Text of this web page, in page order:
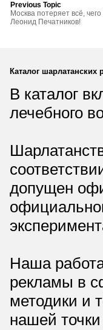
Previous Topic
Москва потеряет всё,
Леонид Печатников!
Каталог шарлатанских
В каталог
лечебного
допущен
Наша
рекламы в
методики и
нашей